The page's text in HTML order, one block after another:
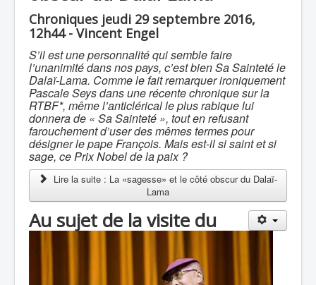
Chroniques jeudi 29 septembre 2016,
12h44 - Vincent Engel
S’il est une personnalité qui semble faire
l’unanimité dans nos pays, c’est bien Sa Sainteté le
Dalaï-Lama. Comme le fait remarquer ironiquement
Pascale Seys dans une récente chronique sur la
RTBF*, même l’anticlérical le plus rabique lui
donnera de « Sa Sainteté », tout en refusant
farouchement d’user des mêmes termes pour
désigner le pape François. Mais est-il si saint et si
sage, ce Prix Nobel de la paix ?
Lire la suite : La «sagesse» et le côté obscur du Dalaï-
Lama
Au sujet de la visite du